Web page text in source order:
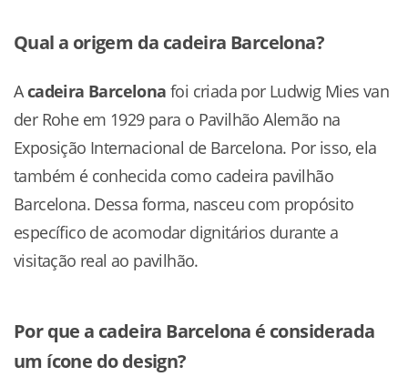
Qual a origem da cadeira Barcelona?
Acadeira Barcelona foi criada por Ludwig Mies van
der Rohe em 1929 para o Pavilhão Alemão na
Exposição Internacional de Barcelona. Por isso, ela
também é conhecida como cadeira pavilhão
Barcelona. Dessa forma, nasceu com propósito
específico de acomodar dignitários durante a
visitação real ao pavilhão.
Por que a cadeira Barcelona é considerada
um ícone do design?